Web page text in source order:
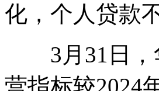
化，个人贷款
3月31日，
营指标较2024